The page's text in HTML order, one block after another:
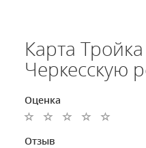
Карта
Черкесскую
Оценка
Отзыв